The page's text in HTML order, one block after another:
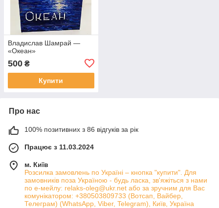
Владислав Шамрай —
«Океан»
500 ₴
Купити
Про нас
100% позитивних з 86 відгуків за рік
Працює з 11.03.2024
м. Київ
Розсилка замовлень по Україні – кнопка "купити". Для
замовників поза Україною - будь ласка, зв'яжіться з нами
по е-мейлу: relaks-oleg@ukr.net або за зручним для Вас
комунікатором: +380503809733 (Вотсап, Вайбер,
Телеграм) (WhatsApp, Viber, Telegram), Київ, Україна